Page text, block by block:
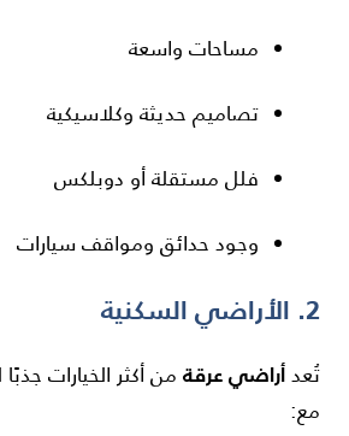
مساحات واسعة
تصاميم حديثة وكلاسيكية
فلل مستقلة أو دوبلكس
وجود حدائق ومواقف سيارات
2. الأراضي السكنية
تُعدأراضي عرقة من أكثر الخيارات
مع: